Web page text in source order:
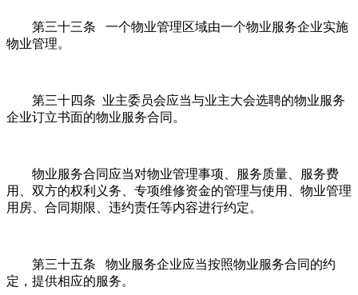
第三十三条 一个物业管理区域由一个物业服务企业实施
物业管理。
第三十四条 业主委员会应当与业主大会选聘的物业服务
企业订立书面的物业服务合同。
物业服务合同应当对物业管理事项、服务质量、服务费
用、双方的权利义务、专项维修资金的管理与使用、物业管理
用房、合同期限、违约责任等内容进行约定。
第三十五条 物业服务企业应当按照物业服务合同的约
定，提供相应的服务。